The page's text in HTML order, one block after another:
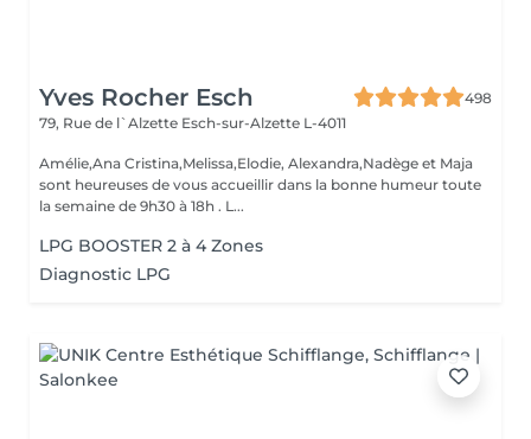
Yves Rocher Esch
498
79, Rue de l`Alzette Esch-sur-Alzette L-4011
Amélie,Ana Cristina,Melissa,Elodie, Alexandra,Nadège et Maja
sont heureuses de vous accueillir dans la bonne humeur toute
la semaine de 9h30 à 18h . L...
LPG BOOSTER 2 à 4 Zones
Diagnostic LPG